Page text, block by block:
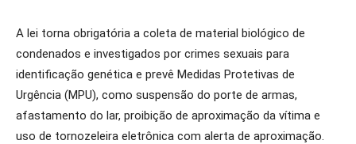
A lei torna obrigatória a coleta de material biológico de
condenados e investigados por crimes sexuais para
identificação genética e prevê Medidas Protetivas de
Urgência (MPU), como suspensão do porte de armas,
afastamento do lar, proibição de aproximação da vítima e
uso de tornozeleira eletrônica com alerta de aproximação.